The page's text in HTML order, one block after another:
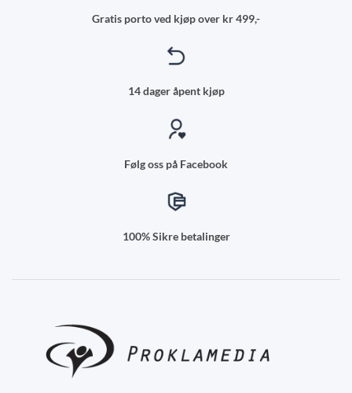
Gratis porto ved kjøp over kr 499,-
14 dager åpent kjøp
Følg oss på Facebook
100% Sikre betalinger